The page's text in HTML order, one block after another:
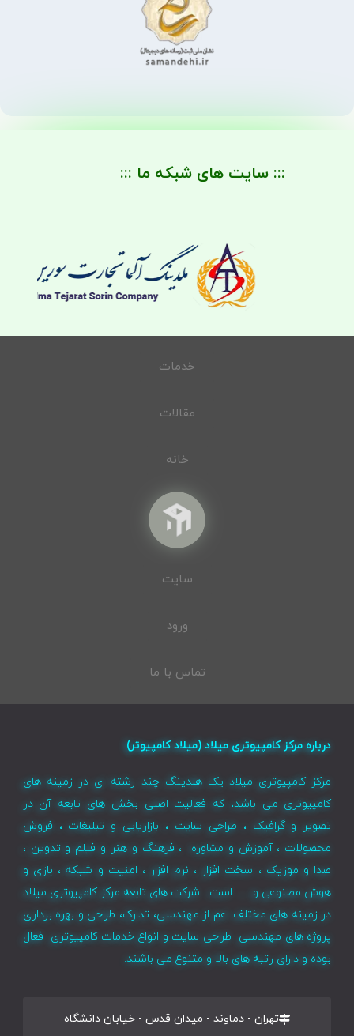
::: سایت های شبکه ما :::
خدمات
مقالات
خانه
سایت
ورود
تماس با ما
درباره مرکز کامپیوتری میلاد (میلاد کامپیوتر)
مرکز کامپیوتری میلاد یک هلدینگ چند رشته ای در زمینه های
کامپیوتری می باشد، که فعالیت اصلی بخش های تابعه آن در
تصویر و گرافیک ، طراحی سایت ، بازاریابی و تبلیغات ، فروش
محصولات ، آموزش و مشاوره ، فرهنگ و هنر و فیلم و تدوین ،
صدا و موزیک ، سخت افزار ، نرم افزار ، امنیت و شبکه ، بازی و
هوش مصنوعی و … است. شرکت های تابعه مرکز کامپیوتری میلاد
در زمینه های مختلف اعم از مهندسی، تدارک، طراحی و بهره برداری
پروژه های مهندسی طراحی سایت و انواع خدمات کامپیوتری فعال
بوده و دارای رتبه های بالا و متنوع می باشند.
تهران - دماوند - میدان قدس - خیابان دانشگاه